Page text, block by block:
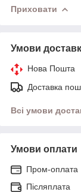
Приховати
Умови
Нова Пошта
Доставка
Всі умови
Умови оплати
Пром-оплата
Післяплата